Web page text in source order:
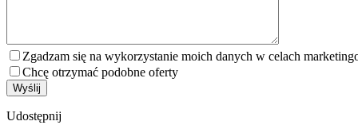
Zgadzam się na wykorzystanie moich danych w celach
Chcę otrzymać podobne oferty
Udostępnij